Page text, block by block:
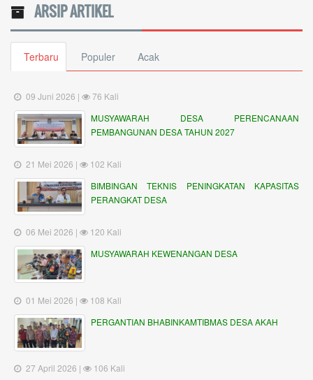
ARSIP ARTIKEL
Terbaru Populer Acak
09 Juni 2026 |
76 Kali
MUSYAWARAH DESA PERENCANAAN
PEMBANGUNAN DESA TAHUN 2027
21 Mei 2026 |
102 Kali
BIMBINGAN TEKNIS PENINGKATAN KAPASITAS
PERANGKAT DESA
06 Mei 2026 |
120 Kali
MUSYAWARAH KEWENANGAN DESA
01 Mei 2026 |
108 Kali
PERGANTIAN BHABINKAMTIBMAS DESA AKAH
27 April 2026 |
106 Kali